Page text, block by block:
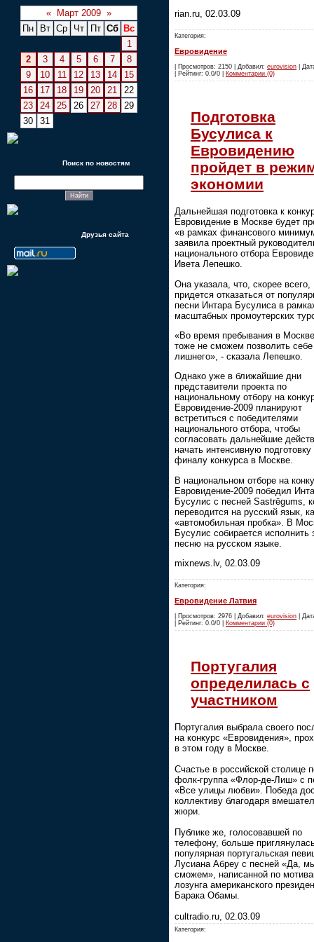
« Март 2009 »
Пн
Вт Ср Чт Пт Сб
Вс
1
2
3 4 5 6 7
8
9
10 11 12 13 14
15
16
17 18 19 20 21
22
23
24 25 26 27 28
29
30
31
Поиск по новостям
Друзья сайта
rian.ru, 02.03.09
Категория:
Евровидение
| Просмотров: 2150 | Добавил: eurovision |
| Рейтинг: 0.0/0 | Комментарии (0)
Подготовка
Бусулиса к
Евровидению
пройдет в
экономии
Дальнейшая подготовка к
Евровидение в Москве будет
«в рамках финансового
заявила проектный
национального отбора
Ивета Лепешко.
Она указала, что, скорее всего,
придется отказаться от
песни Интара Бусулиса в
масштабных промоутерских
«Во время пребывания в
тоже не сможем позволить себе
лишнего», - сказала Лепешко.
Однако уже в ближайшие дни
представители проекта по
национальному отбору на
Евровидение-2009 планируют
встретиться с победителями
национального отбора, чтобы
согласовать дальнейшие
начать интенсивную подготовку
финалу конкурса в Москве.
В национальном отборе на
Евровидение-2009 победил
Бусулис с песней Sastrēgums,
переводится на русский язык,
«автомобильная пробка». В
Бусулис собирается исполнить
песню на русском языке.
mixnews.lv, 02.03.09
Категория:
Евровидение Латвия
| Просмотров: 2976 | Добавил: eurovision |
| Рейтинг: 0.0/0 | Комментарии (0)
Португалия
определилась с
участником
Португалия выбрала своего
на конкурс «Евровидения»,
в этом году в Москве.
Счастье в российской столице
фолк-группа «Флор-де-Лиш» с
«Все улицы любви». Победа
коллективу благодаря
жюри.
Публике же, голосовавшей по
телефону, больше
популярная португальская
Лусиана Абреу с песней «Да,
сможем», написанной по
лозунга американского
Барака Обамы.
cultradio.ru, 02.03.09
Категория: